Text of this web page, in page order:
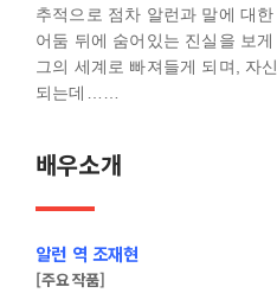
추적으로 점차 알런과 말에 대
어둠 뒤에 숨어있는 진실을 보
그의 세계로 빠져들게 되며, 자
되는데……
배우소개
알런 역 조재현
[주요작품]